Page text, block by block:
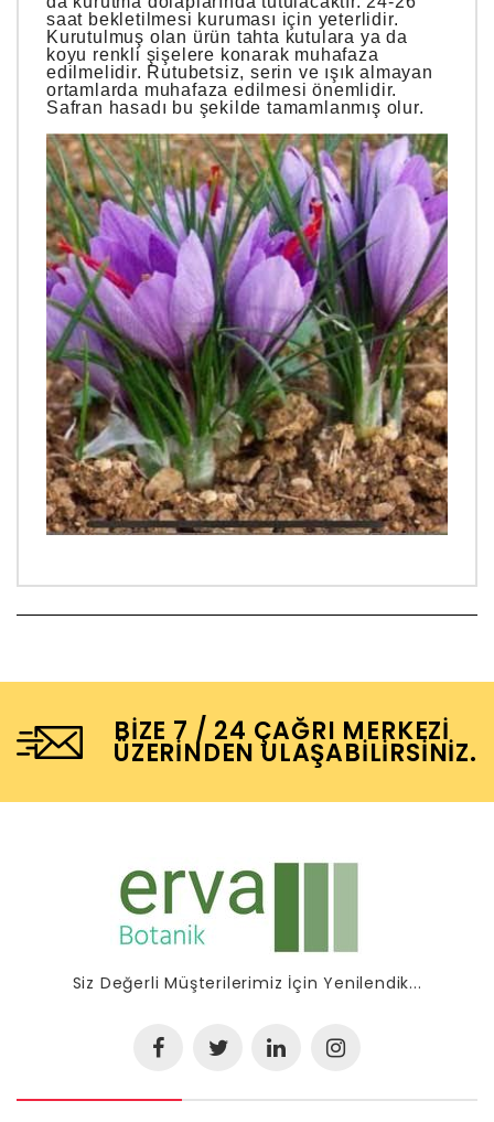
saat bekletilmesi kuruması için yeterlidir.
Kurutulmuş olan ürün tahta kutulara ya da
koyu renkli şişelere konarak muhafaza
edilmelidir. Rutubetsiz, serin ve ışık almayan
ortamlarda muhafaza edilmesi önemlidir.
Safran hasadı bu şekilde tamamlanmış olur.
BIZE 7 / 24 ÇAĞRI MERKEZI
ÜZERINDEN ULAŞABILIRSINIZ.
Siz Değerli Müşterilerimiz İçin Yenilendik...